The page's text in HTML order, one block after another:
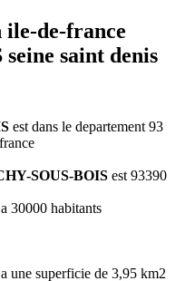
ile-de-france
saint denis
est dans le departement 93
SOUS-BOIS est 93390
a 30000 habitants
a une superficie de 3,95 km2